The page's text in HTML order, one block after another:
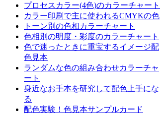
プロセスカラー(4色)のカラーチャート
カラー印刷で主に使われるCMYKの色
トーン別の色相カラーチャート
色相別の明度・彩度のカラーチャート
色で迷ったときに重宝するイメージ配
色見本
ランダムな色の組み合わせカラーチャ
ート
身近なお手本を研究して配色上手にな
る
配色実験！色見本サンプルカード